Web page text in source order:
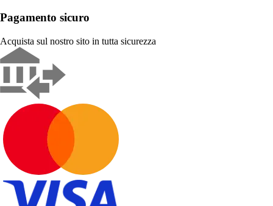
Pagamento sicuro
Acquista sul nostro sito in tutta sicurezza